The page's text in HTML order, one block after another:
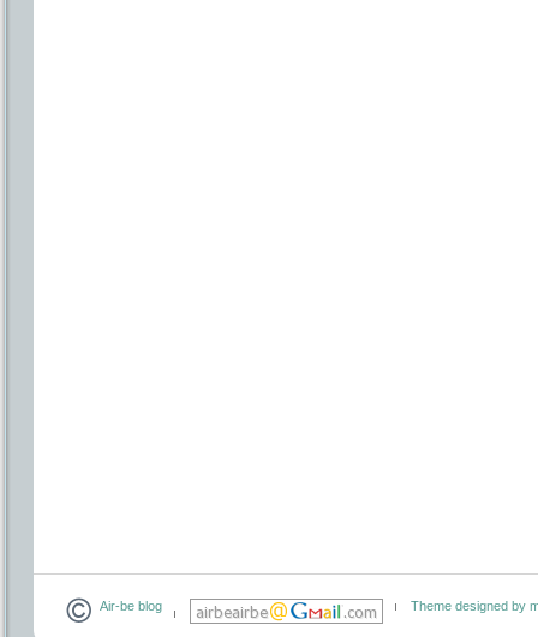
Air-be blog Theme designed by